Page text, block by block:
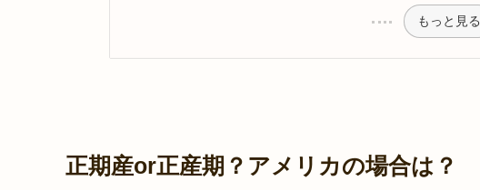
もっと見る
正期産or正産期？アメリカの場合は？